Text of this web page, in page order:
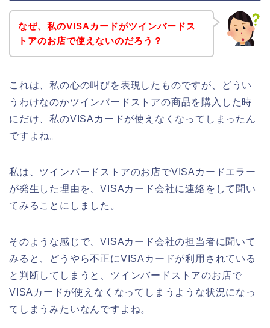
なぜ、私のVISAカードがツインバードス
トアのお店で使えないのだろう？
これは、私の心の叫びを表現したものですが、どうい
うわけなのかツインバードストアの商品を購入した時
にだけ、私のVISAカードが使えなくなってしまったん
ですよね。
私は、ツインバードストアのお店でVISAカードエラー
が発生した理由を、VISAカード会社に連絡をして聞い
てみることにしました。
そのような感じで、VISAカード会社の担当者に聞いて
みると、どうやら不正にVISAカードが利用されている
と判断してしまうと、ツインバードストアのお店で
VISAカードが使えなくなってしまうような状況になっ
てしまうみたいなんですよね。